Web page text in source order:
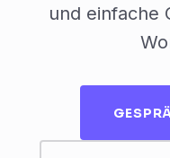
und einfache